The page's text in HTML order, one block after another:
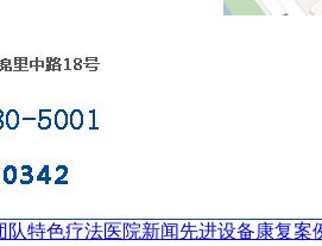
队特色疗法医院新闻先进设备康复案